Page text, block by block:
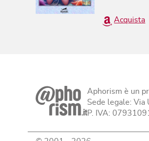
Acquista
Aphorism è un
Sede legale: Via
P. IVA: